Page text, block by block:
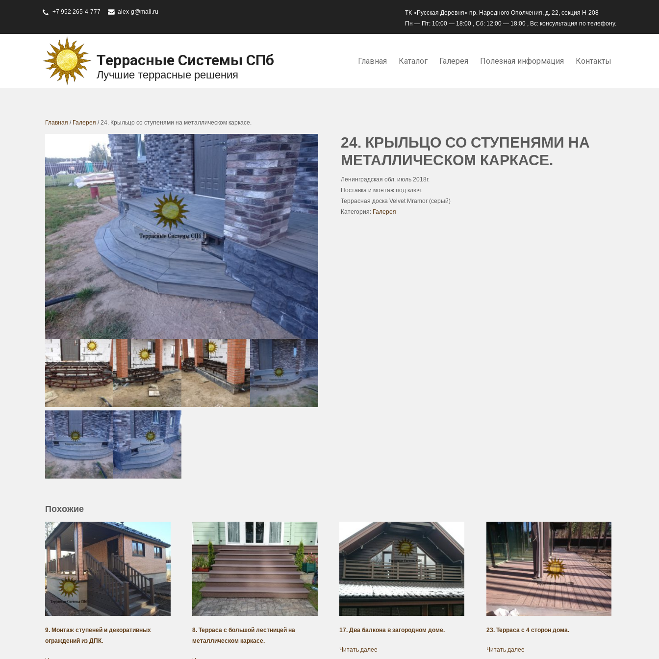
+7 952 265-4-777 alex-g@mail.ru
ТК «Русская Деревня» пр. Народного Ополчения, д. 22, секция Н-208
Пн — Пт: 10:00 — 18:00 , Сб: 12:00 — 18:00 , Вс: консультация по телефону.
Террасные Системы СПб
Лучшие террасные решения
Главная Каталог Галерея Полезная информация Контакты
Главная / Галерея / 24. Крыльцо со ступенями на металлическом каркасе.
24. КРЫЛЬЦО СО СТУПЕНЯМИ НА
МЕТАЛЛИЧЕСКОМ КАРКАСЕ.
Ленинградская обл. июль 2018г.
Поставка и монтаж под ключ.
Террасная доска Velvet Mramor (серый)
Категория: Галерея
Похожие
9. Монтаж ступеней и декоративных
ограждений из ДПК.
8. Терраса с большой лестницей на
металлическом каркасе.
17. Два балкона в загородном доме.
Читать далее
23. Терраса с 4 сторон дома.
Читать далее